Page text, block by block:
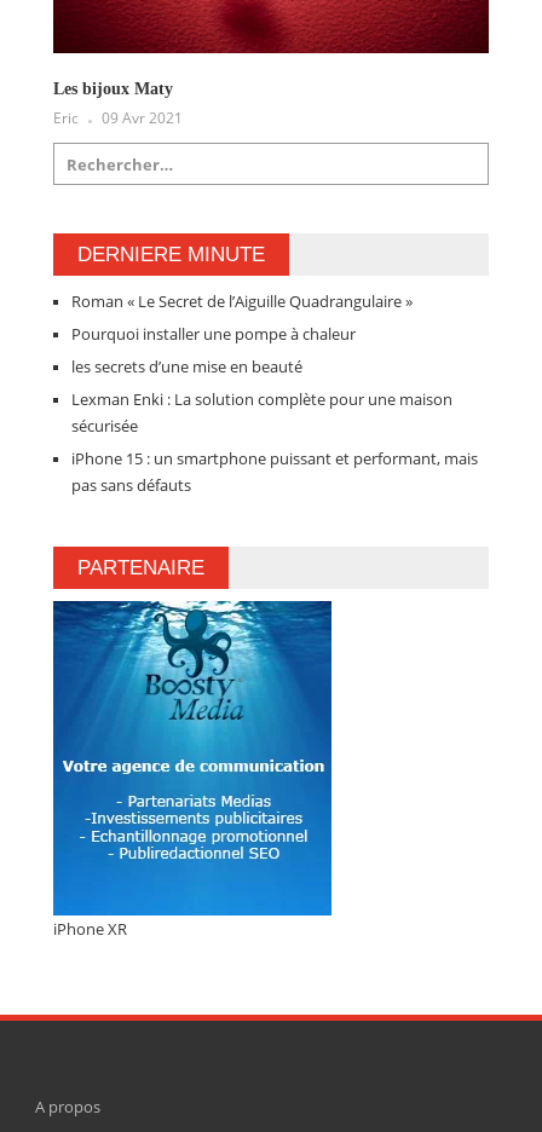
Les bijoux Maty
Eric 09 Avr 2021
DERNIERE MINUTE
Roman « Le Secret de l’Aiguille Quadrangulaire »
Pourquoi installer une pompe à chaleur
les secrets d’une mise en beauté
Lexman Enki : La solution complète pour une maison
sécurisée
iPhone 15 : un smartphone puissant et performant, mais
pas sans défauts
PARTENAIRE
iPhone XR
A propos